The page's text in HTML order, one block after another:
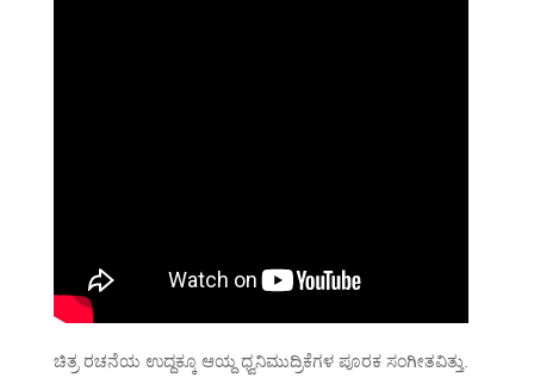
ಚಿತ್ರ ರಚನೆಯ ಉದ್ದಕ್ಕೂ ಆಯ್ದ ಧ್ವನಿಮುದ್ರಿಕೆಗಳ ಪೂರಕ ಸಂಗೀತವಿತ್ತು.